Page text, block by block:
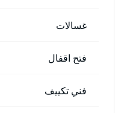
غسالات
فتح اقفال
فني تكييف